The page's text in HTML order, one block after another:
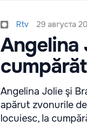
Rtv 29 августа
Angelina
Angelina Jolie şi
apărut zvonurile
locuiesc, la